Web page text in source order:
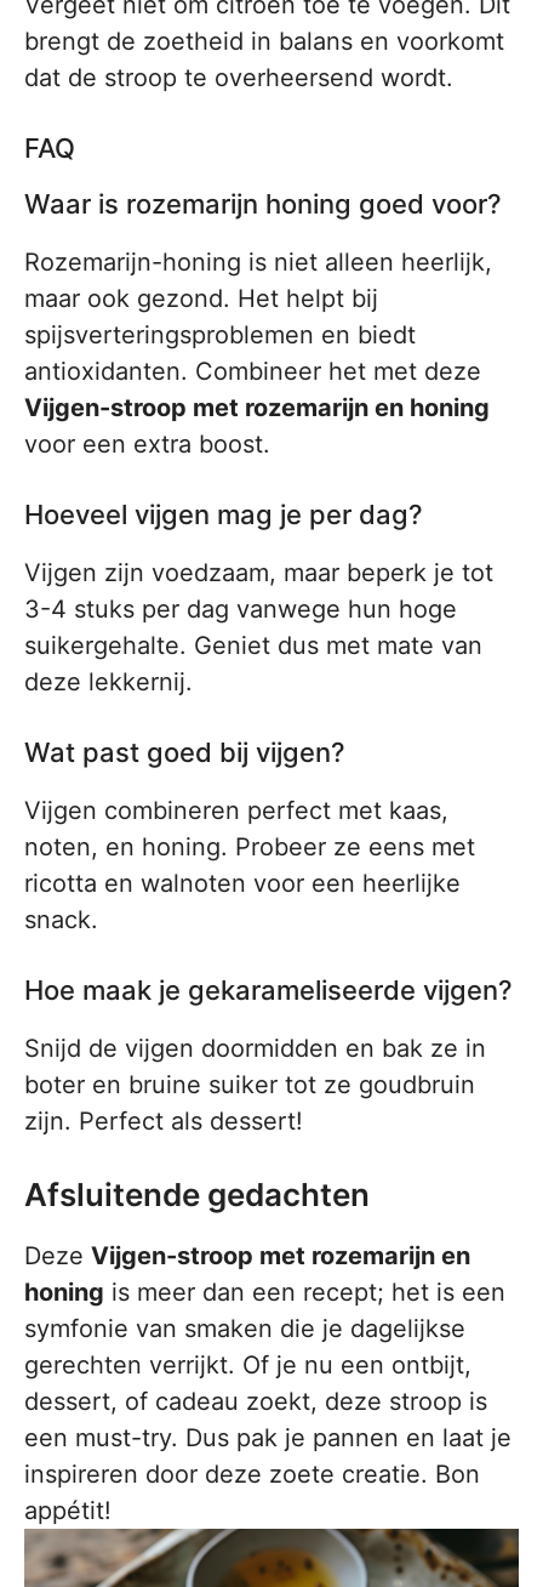
brengt de zoetheid in balans en voorkomt
dat de stroop te overheersend wordt.
FAQ
Waar is rozemarijn honing goed voor?
Rozemarijn-honing is niet alleen heerlijk,
maar ook gezond. Het helpt bij
spijsverteringsproblemen en biedt
antioxidanten. Combineer het met deze
Vijgen-stroop met rozemarijn en honing
voor een extra boost.
Hoeveel vijgen mag je per dag?
Vijgen zijn voedzaam, maar beperk je tot
3-4 stuks per dag vanwege hun hoge
suikergehalte. Geniet dus met mate van
deze lekkernij.
Wat past goed bij vijgen?
Vijgen combineren perfect met kaas,
noten, en honing. Probeer ze eens met
ricotta en walnoten voor een heerlijke
snack.
Hoe maak je gekarameliseerde vijgen?
Snijd de vijgen doormidden en bak ze in
boter en bruine suiker tot ze goudbruin
zijn. Perfect als dessert!
Afsluitende gedachten
Deze Vijgen-stroop met rozemarijn en
honing is meer dan een recept; het is een
symfonie van smaken die je dagelijkse
gerechten verrijkt. Of je nu een ontbijt,
dessert, of cadeau zoekt, deze stroop is
een must-try. Dus pak je pannen en laat je
inspireren door deze zoete creatie. Bon
appétit!